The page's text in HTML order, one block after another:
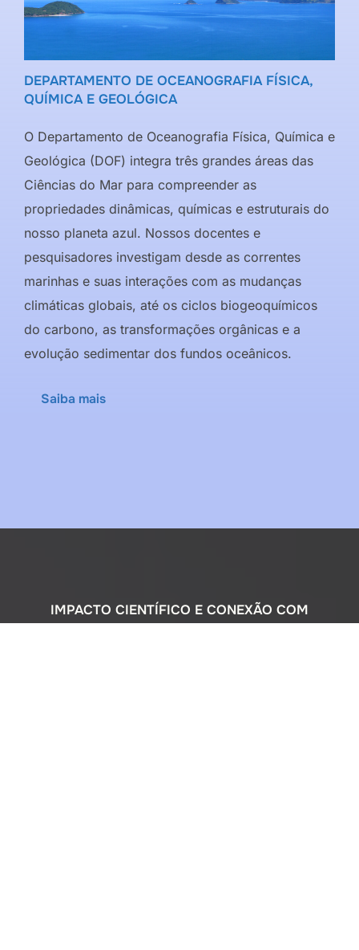
DEPARTAMENTO DE OCEANOGRAFIA FÍSICA,
QUÍMICA E GEOLÓGICA
O Departamento de Oceanografia Física, Química e
Geológica (DOF) integra três grandes áreas das
Ciências do Mar para compreender as
propriedades dinâmicas, químicas e estruturais do
nosso planeta azul. Nossos docentes e
pesquisadores investigam desde as correntes
marinhas e suas interações com as mudanças
climáticas globais, até os ciclos biogeoquímicos
do carbono, as transformações orgânicas e a
evolução sedimentar dos fundos oceânicos.
Saiba mais
IMPACTO CIENTÍFICO E CONEXÃO COM
A SOCIEDADE